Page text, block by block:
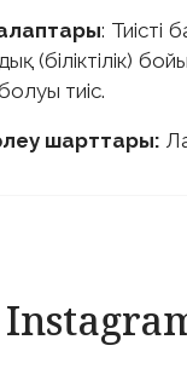
: Тиісті
(біліктілік)
тиіс.
шарттары: